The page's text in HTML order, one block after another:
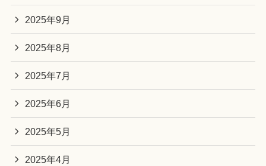
2025年9月
2025年8月
2025年7月
2025年6月
2025年5月
2025年4月